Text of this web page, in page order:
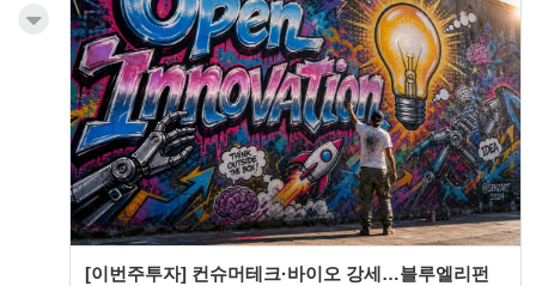
[이번주투자] 컨슈머테크·바이오 강세…블루엘리펀